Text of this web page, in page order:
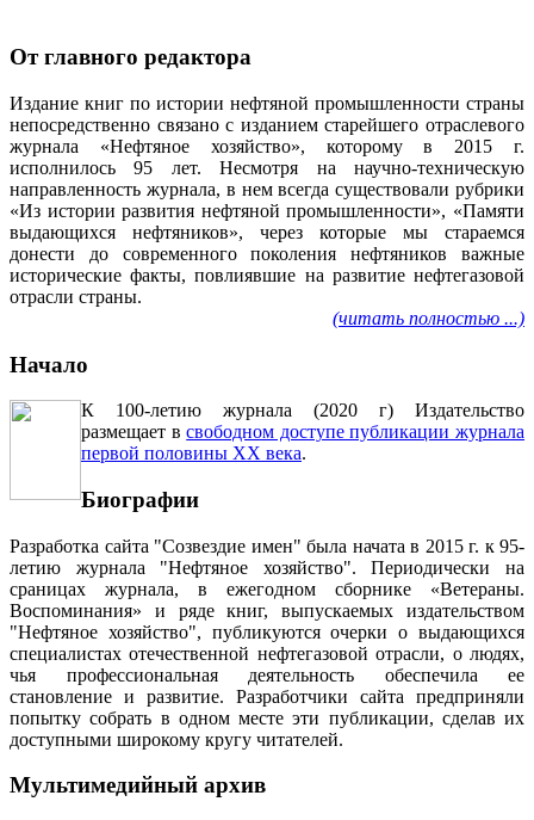
От главного редактора
Издание книг по истории нефтяной промышленности страны
непосредственно связано с изданием старейшего отраслевого
журнала «Нефтяное хозяйство», которому в 2015 г.
исполнилось 95 лет. Несмотря на научно-техническую
направленность журнала, в нем всегда существовали рубрики
«Из истории развития нефтяной промышленности», «Памяти
выдающихся нефтяников», через которые мы стараемся
донести до современного поколения нефтяников важные
исторические факты, повлиявшие на развитие нефтегазовой
отрасли страны.
(читать полностью ...)
Начало
К 100-летию журнала (2020 г) Издательство
размещает всвободном доступе публикации журнала
первой половины ХХ века.
Биографии
Разработка сайта "Созвездие имен" была начата в 2015 г. к 95-
летию журнала "Нефтяное хозяйство". Периодически на
сраницах журнала, в ежегодном сборнике «Ветераны.
Воспоминания» и ряде книг, выпускаемых издательством
"Нефтяное хозяйство", публикуются очерки о выдающихся
специалистах отечественной нефтегазовой отрасли, о людях,
чья профессиональная деятельность обеспечила ее
становление и развитие. Разработчики сайта предприняли
попытку собрать в одном месте эти публикации, сделав их
доступными широкому кругу читателей.
Мультимедийный архив